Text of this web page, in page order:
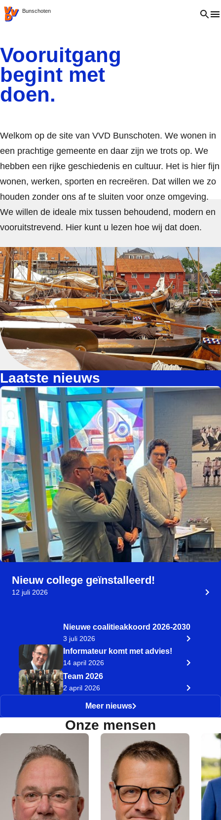
VVD.nlBunschoten Open
Vooruitgang
begint met
doen.
Welkom op de site van VVD Bunschoten. We wonen in
een prachtige gemeente en daar zijn we trots op. We
hebben een rijke geschiedenis en cultuur. Het is hier fijn
wonen, werken, sporten en recreëren. Dat willen we zo
houden zonder ons af te sluiten voor onze omgeving.
We willen de ideale mix tussen behoudend, modern en
vooruitstrevend. Hier kunt u lezen hoe wij dat doen.
Laatste nieuws
Nieuw college geïnstalleerd!
12 juli 2026
Nieuwe coalitieakkoord 2026-2030
3 juli 2026
Informateur komt met advies!
14 april 2026
Team 2026
2 april 2026
Meer nieuws
Onze mensen